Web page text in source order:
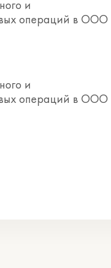
и
операций в ООО
и
операций в ООО